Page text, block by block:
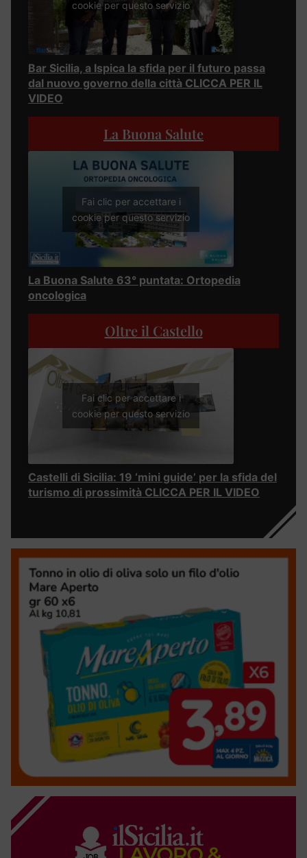
cookie per questo servizio
Bar Sicilia, a Ispica la sfida per il futuro passa
dal nuovo governo della città CLICCA PER IL
VIDEO
La Buona Salute
Fai clic per accettare i
cookie per questo servizio
La Buona Salute 63° puntata: Ortopedia
oncologica
Oltre il Castello
Fai clic per accettare i
cookie per questo servizio
Castelli di Sicilia: 19 ‘mini guide’ per la sfida del
turismo di prossimità CLICCA PER IL VIDEO